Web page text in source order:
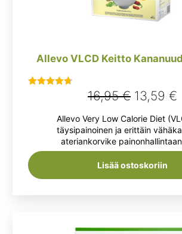
Allevo VLCD Keitto
/ 5
16,95€
hinta
oli:
16,95 €.
13,59 €
Allevo Very Low Calorie Diet
täysipainoinen ja erittäin
ateriankorvike
Lisää ostoskoriin